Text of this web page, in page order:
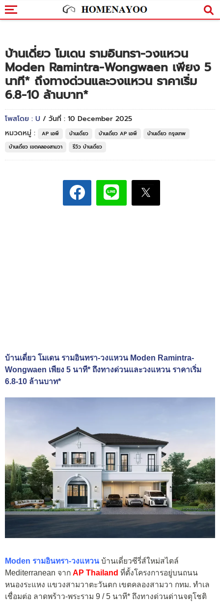
บ้านเดี่ยว โมเดน รามอินทรา-วงแหวน
Moden Ramintra-Wongwaen เพียง 5
นาที* ถึงทางด่วนและวงแหวน ราคาเริ่ม
6.8-10 ล้านบาท*
โพสโดย : U / วันที่ : 10 December 2025
หมวดหมู่ :
AP เอพี บ้านเดี่ยว บ้านเดี่ยว AP เอพี
บ้านเดี่ยว กรุงเทพ
บ้านเดี่ยว เขตคลองสามวา
รีวิว บ้านเดี่ยว
บ้านเดี่ยว โมเดน รามอินทรา-วงแหวน Moden Ramintra-
Wongwaen เพียง 5 นาที* ถึงทางด่วนและวงแหวน ราคาเริ่ม
6.8-10 ล้านบาท*
Moden รามอินทรา-วงแหวน บ้านเดี่ยวซีรี่ส์ใหม่สไตล์
Mediterranean จาก AP Thailand ที่ตั้งโครงการอยู่บนถนน
หนองระแหง แขวงสามวาตะวันตก เขตคลองสามวา กทม. ทำเล
เชื่อมต่อ ลาดพร้าว-พระราม 9 / 5 นาที* ถึงทางด่วนด่านจตุโชติ